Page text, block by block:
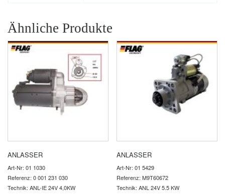
Ähnliche Produkte
ANLASSER
Art-Nr: 01 1030
Referenz: 0 001 231 030
Technik: ANL-IE 24V 4,0KW
ANLASSER
Art-Nr: 01 5429
Referenz: M9T60672
Technik: ANL 24V 5.5 KW